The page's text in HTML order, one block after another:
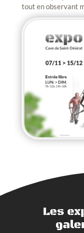
tout en observant
Les